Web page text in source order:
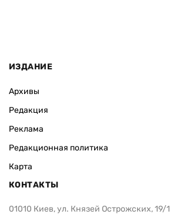
ИЗДАНИЕ
Архивы
Редакция
Реклама
Редакционная политика
Карта
КОНТАКТЫ
01010 Киев, ул. Князей Острожских, 19/1